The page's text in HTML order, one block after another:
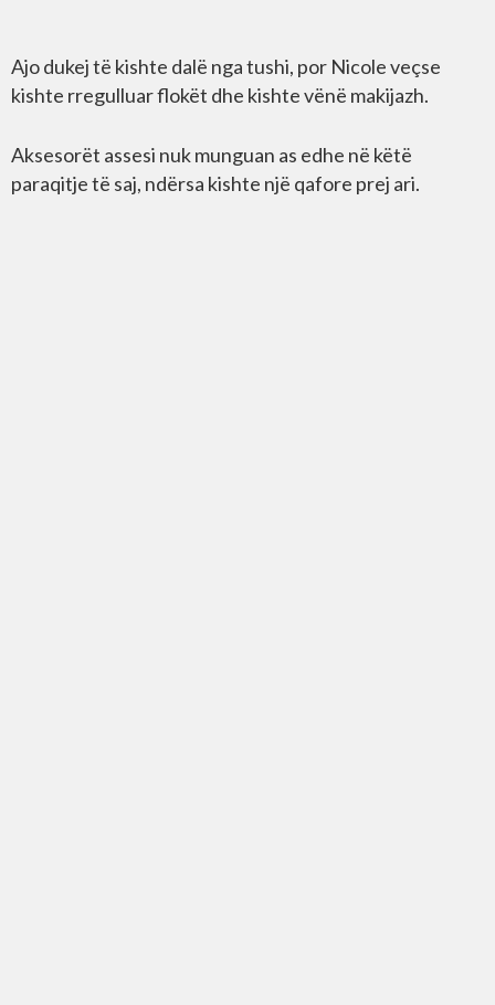
Ajo dukej të kishte dalë nga tushi, por Nicole veçse
kishte rregulluar flokët dhe kishte vënë makijazh.
Aksesorët assesi nuk munguan as edhe në këtë
paraqitje të saj, ndërsa kishte një qafore prej ari.